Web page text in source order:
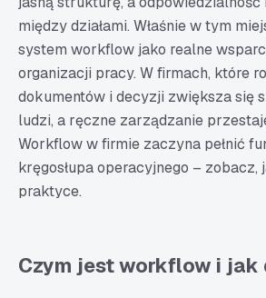
7. Integracje z innymi systemami
8. Uprawnienia i bezpieczeństwo
Jak proces workflow wspiera kulturę
odpowiedzialności w firmie?
Oprogramowanie workflow do
przepływem pracy – co warto
Dlaczego warto wdrożyć system
korzyści
między działami. Właśnie w tym
system workflow jako realne
organizacji pracy. W firmach, które
dokumentów i decyzji zwiększa się
ludzi, a ręczne zarządzanie
Workflow w firmie zaczyna pełnić
kręgosłupa operacyjnego –
praktyce.
Czym jest workflow i jak